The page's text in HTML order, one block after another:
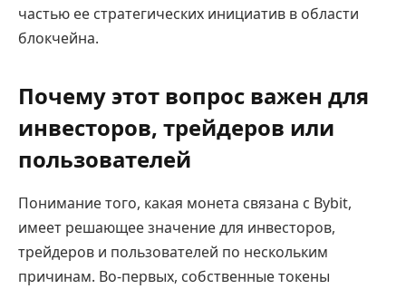
частью ее стратегических инициатив в области
блокчейна.
Почему этот вопрос важен для
инвесторов, трейдеров или
пользователей
Понимание того, какая монета связана с Bybit,
имеет решающее значение для инвесторов,
трейдеров и пользователей по нескольким
причинам. Во-первых, собственные токены